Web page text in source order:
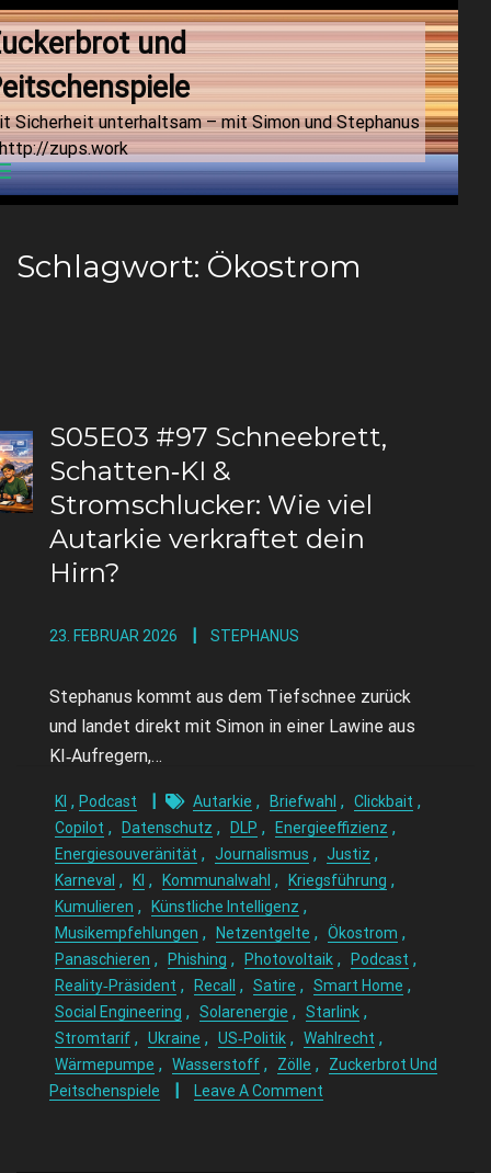
und
Sicherheit unterhaltsam – mit Simon und Stephanus
zups.work
Schlagwort: Ökostrom
S05E03 #97 Schneebrett,
Schatten‑KI &
Stromschlucker: Wie viel
Autarkie verkraftet dein
Hirn?
23. FEBRUAR 2026 STEPHANUS
Stephanus kommt aus dem Tiefschnee zurück
und landet direkt mit Simon in einer Lawine aus
KI‑Aufregern,…
KI , Podcast Autarkie , Briefwahl , Clickbait ,
Copilot , Datenschutz , DLP , Energieeffizienz ,
Energiesouveränität , Journalismus , Justiz ,
Karneval , KI , Kommunalwahl , Kriegsführung ,
Kumulieren , Künstliche Intelligenz ,
Musikempfehlungen , Netzentgelte , Ökostrom ,
Panaschieren , Phishing , Photovoltaik , Podcast ,
Reality‑Präsident , Recall , Satire , Smart Home ,
Social Engineering , Solarenergie , Starlink ,
Stromtarif , Ukraine , US‑Politik , Wahlrecht ,
Wärmepumpe , Wasserstoff , Zölle ,
Zuckerbrot Und
Peitschenspiele
Leave A Comment